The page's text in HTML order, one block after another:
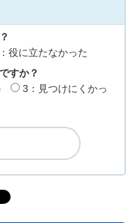
役に立たなかった
すか？
3：見つけにくかっ